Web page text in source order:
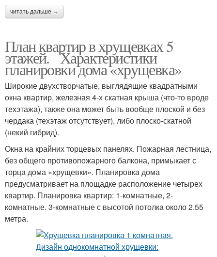
читать дальше →
План квартир в хрущевках 5
этажей. Характеристики
планировки дома «хрущевка»
Широкие двухстворчатые, выглядящие квадратными
окна квартир, железная 4-х скатная крыша (что-то вроде
техэтажа), также она может быть вообще плоской и без
чердака (техэтаж отсутствует), либо плоско-скатной
(некий гибрид).
Окна на крайних торцевых панелях. Пожарная лестница,
без общего противопожарного балкона, примыкает с
торца дома «хрущевки». Планировка дома
предусматривает на площадке расположение четырех
квартир. Планировка квартир: 1-комнатные, 2-
комнатные. 3-комнатные с высотой потолка около 2.55
метра.